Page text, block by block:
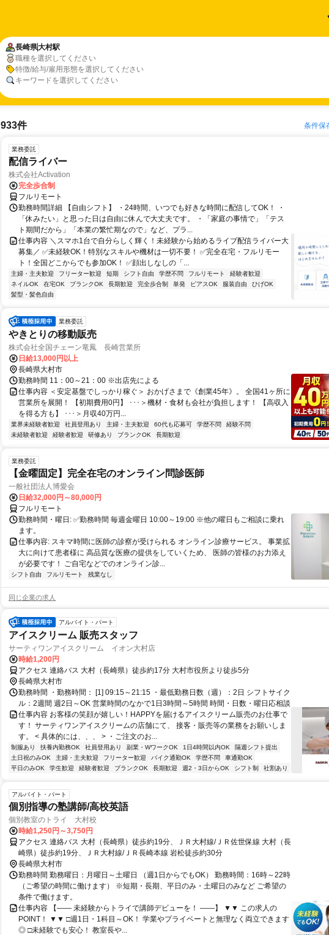
長崎県大村駅
職種を選択してください
特徴/給与/雇用形態を選択してください
キーワードを選択してください
933件 条件保
業務委託
配信ライバー
株式会社Activation
完全歩合制
フルリモート
勤務時間詳細 【自由シフト】 ・24時間、いつでも好きな時間に配信してOK！ ・
「休みたい」と思った日は自由に休んで大丈夫です。 ・「家庭の事情で」「テス
ト期間だから」「本業の繁忙期なので」など、プラ...
仕事内容 ＼スマホ1台で自分らしく輝く！未経験から始めるライブ配信ライバー大
募集／ ✅未経験OK！特別なスキルや機材は一切不要！ ✅完全在宅・フルリモー
ト！全国どこからでも参加OK！ ✅顔出しなしの「...
主婦・主夫歓迎 フリーター歓迎 短期 シフト自由 学歴不問 フルリモート
経験者歓迎
ネイルOK
在宅OK ブランクOK 長期歓迎 完全歩合制 単発 ピアスOK 服装自由
ひげOK
髪型・髪色自由
業務委託
やきとりの移動販売
株式会社全国チェーン竜鳳 長崎営業所
日給13,000円以上
長崎県大村市
勤務時間 11：00～21：00 ※出店先による
仕事内容 ＜安定基盤でしっかり稼ぐ＞ おかげさまで《創業45年》。 全国41ヶ所に
営業所を展開！ 【初期費用0円】 ･･･＞機材・食材も会社が負担します！ 【高収入
を得る方も】 ･･･＞月収40万円...
業界未経験者歓迎 社員登用あり 主婦・主夫歓迎 60代も応募可 学歴不問
経験不問
未経験者歓迎
経験者歓迎 研修あり ブランクOK 長期歓迎
業務委託
【金曜固定】完全在宅のオンライン問診医師
一般社団法人博愛会
日給32,000円～80,000円
フルリモート
勤務時間・曜日: ✅勤務時間 毎週金曜日 10:00～19:00 ※他の曜日もご相談に乗れ
ます。
仕事内容: スキマ時間に医師の診察が受けられる オンライン診療サービス。 事業拡
大に向けて患者様に 高品質な医療の提供をしていくため、 医師の皆様のお力添え
が必要です！ ご自宅などでのオンライン診...
シフト自由 フルリモート 残業なし
同じ企業の求人
アルバイト・パート
アイスクリーム 販売スタッフ
サーティワンアイスクリーム イオン大村店
時給1,200円
アクセス 連絡バス 大村（長崎県）徒歩約17分 大村市役所より徒歩5分
長崎県大村市
勤務時間 ・勤務時間： [1] 09:15～21:15 ・最低勤務日数（週）：2日 シフトサイク
ル：2週間 週2日～OK 営業時間のなかで1日3時間～5時間 時間・日数・曜日応相談
仕事内容 お客様の笑顔が嬉しい！HAPPYを届けるアイスクリーム販売のお仕事で
す！ サーティワンアイスクリームの店舗にて、 接客・販売等の業務をお願いしま
す。 < 具体的には、、、 > ・ご注文のお...
制服あり 扶養内勤務OK 社員登用あり 副業・WワークOK 1日4時間以内OK
隔週シフト提出
土日祝のみOK
主婦・主夫歓迎 フリーター歓迎 バイク通勤OK 学歴不問
車通勤OK
平日のみOK
学生歓迎 経験者歓迎 ブランクOK 長期歓迎 週2・3日からOK シフト制 社割あり
アルバイト・パート
個別指導の塾講師/高校英語
個別教室のトライ 大村校
時給1,250円～3,750円
アクセス 連絡バス 大村（長崎県）徒歩約19分、ＪＲ大村線/ＪＲ佐世保線 大村（長
崎県）徒歩約19分、ＪＲ大村線/ＪＲ長崎本線 岩松徒歩約30分
長崎県大村市
勤務時間 勤務曜日：月曜日～土曜日 （週1日からでもOK） 勤務時間：16時～22時
（ご希望の時間に働けます） ※短期・長期、平日のみ・土曜日のみなど ご希望の
条件で働けます。
仕事内容 【―― 未経験からトライで講師デビューを！ ――】 ▼▼ この求人の
POINT！ ▼▼ □週1日・1科目～OK！ 学業やプライベートと無理なく両立できます
◎ □未経験でも安心！ 教室長や...